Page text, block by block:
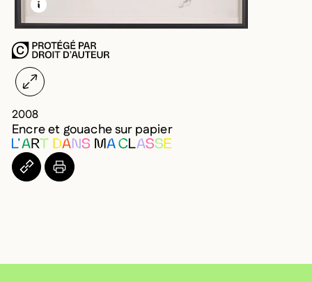
2008
Encre et gouache sur papier
COPIER L’URL DANS LE PRESSE-PAPIERS
IMPRIMER